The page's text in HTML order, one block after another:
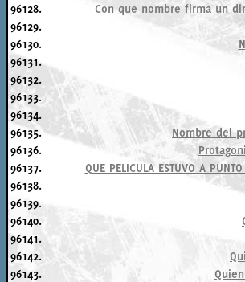
96128.
Con que nombre firma un
96129.
96130.
96131.
96132.
96133.
96134.
96135.
Nombre del
96136.
96137.
QUE PELICULA ESTUVO A
96138.
96139.
96140.
96141.
96142.
96143.